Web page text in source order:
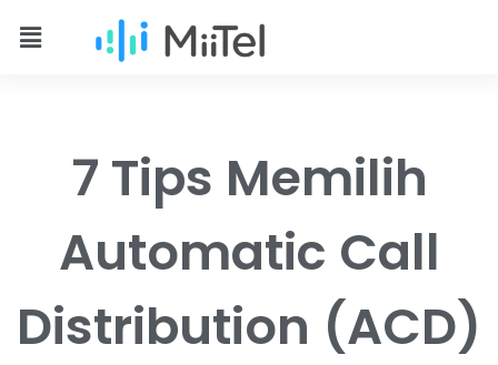
7 Tips Memilih
Automatic Call
Distribution (ACD)